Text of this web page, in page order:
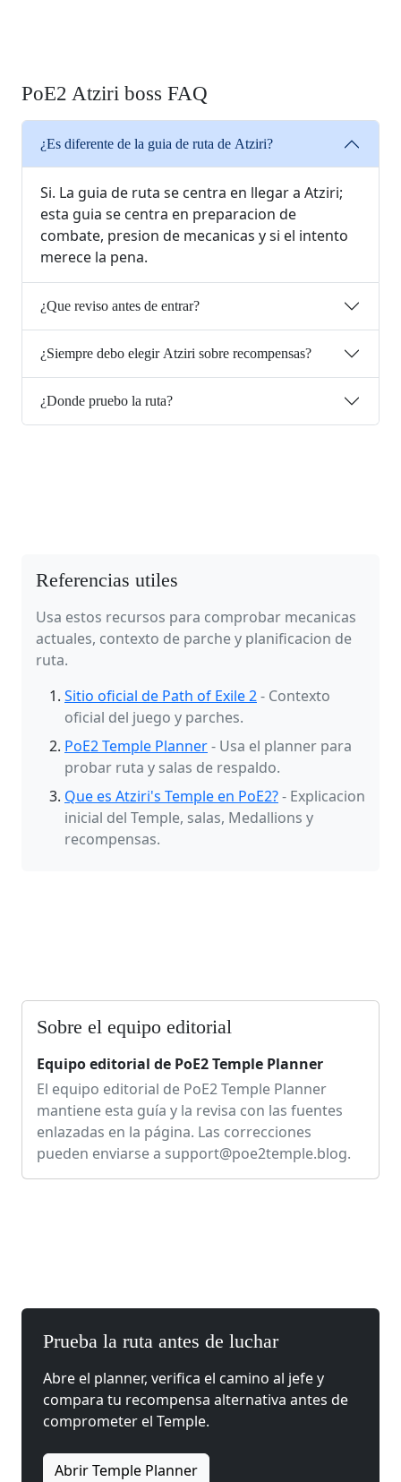
PoE2 Atziri boss FAQ
¿Es diferente de la guia de ruta de Atziri?
Si. La guia de ruta se centra en llegar a Atziri;
esta guia se centra en preparacion de
combate, presion de mecanicas y si el intento
merece la pena.
¿Que reviso antes de entrar?
¿Siempre debo elegir Atziri sobre recompensas?
¿Donde pruebo la ruta?
Referencias utiles
Usa estos recursos para comprobar mecanicas
actuales, contexto de parche y planificacion de
ruta.
Sitio oficial de Path of Exile 2- Contexto
oficial del juego y parches.
PoE2 Temple Planner- Usa el planner para
probar ruta y salas de respaldo.
Que es Atziri's Temple en PoE2?- Explicacion
inicial del Temple, salas, Medallions y
recompensas.
Sobre el equipo editorial
Equipo editorial de PoE2 Temple Planner
El equipo editorial de PoE2 Temple Planner
mantiene esta guía y la revisa con las fuentes
enlazadas en la página. Las correcciones
pueden enviarse a support@poe2temple.blog.
Prueba la ruta antes de luchar
Abre el planner, verifica el camino al jefe y
compara tu recompensa alternativa antes de
comprometer el Temple.
Abrir Temple Planner